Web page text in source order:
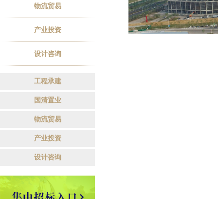
物流贸易
产业投资
设计咨询
工程承建
国清置业
物流贸易
产业投资
设计咨询